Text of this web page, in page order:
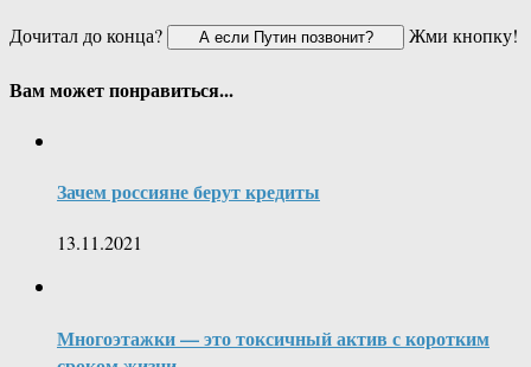
Дочитал до конца?
Жми кнопку!
Вам может понравиться...
Зачем россияне берут кредиты
13.11.2021
Многоэтажки — это токсичный актив с коротким